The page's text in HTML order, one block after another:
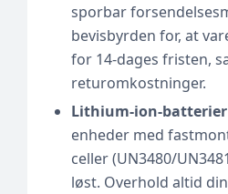
sporbar
bevisbyrden for, at
for 14-dages fristen,
returomkostninger.
Lithium-ion-batterier
enheder med
celler (UN3480/
løst. Overhold altid